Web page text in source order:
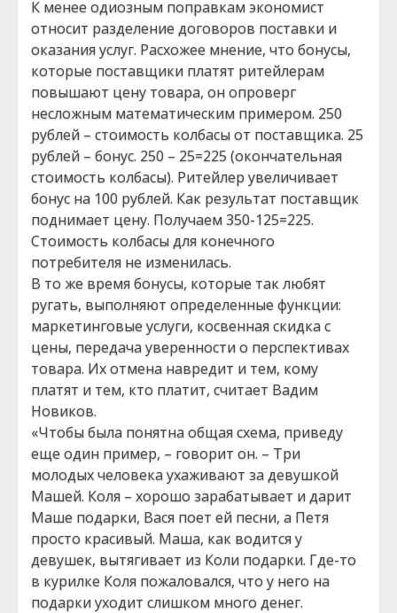
К менее одиозным поправкам экономист
относит разделение договоров поставки и
оказания услуг. Расхожее мнение, что бонусы,
которые поставщики платят ритейлерам
повышают цену товара, он опроверг
несложным математическим примером. 250
рублей – стоимость колбасы от поставщика. 25
рублей – бонус. 250 – 25=225 (окончательная
стоимость колбасы). Ритейлер увеличивает
бонус на 100 рублей. Как результат поставщик
поднимает цену. Получаем 350-125=225.
Стоимость колбасы для конечного
потребителя не изменилась.
В то же время бонусы, которые так любят
ругать, выполняют определенные функции:
маркетинговые услуги, косвенная скидка с
цены, передача уверенности о перспективах
товара. Их отмена навредит и тем, кому
платят и тем, кто платит, считает Вадим
Новиков.
«Чтобы была понятна общая схема, приведу
еще один пример, – говорит он. – Три
молодых человека ухаживают за девушкой
Машей. Коля – хорошо зарабатывает и дарит
Маше подарки, Вася поет ей песни, а Петя
просто красивый. Маша, как водится у
девушек, вытягивает из Коли подарки. Где-то
в курилке Коля пожаловался, что у него на
подарки уходит слишком много денег.